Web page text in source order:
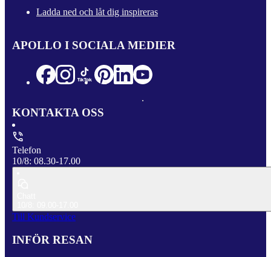
Ladda ned och låt dig inspireras
APOLLO I SOCIALA MEDIER
KONTAKTA OSS
Telefon
10/8: 08.30-17.00
Till Kundservice
INFÖR RESAN